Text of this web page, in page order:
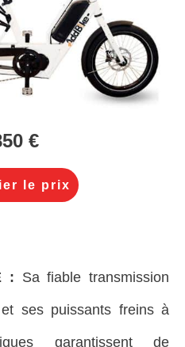
€
le prix
: Sa fiable transmission
ses puissants freins à
garantissent de